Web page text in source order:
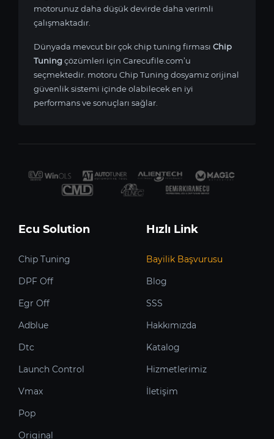
motorunuz daha düşük devirde daha verimli
çalışmaktadır.
Dünyada mevcut bir çok chip tuning firması Chip
Tuningçözümleri için Carecufile.com’u
seçmektedir. motoru Chip Tuning dosyamız orijinal
güvenlik sistemi içinde olabilecek en iyi
performans ve sonuçları sağlar.
Ecu Solution
Chip Tuning
DPF Off
Egr Off
Adblue
Dtc
Launch Control
Vmax
Pop
Original
Hızlı Link
Bayilik Başvurusu
Blog
SSS
Hakkımızda
Katalog
Hizmetlerimiz
İletişim